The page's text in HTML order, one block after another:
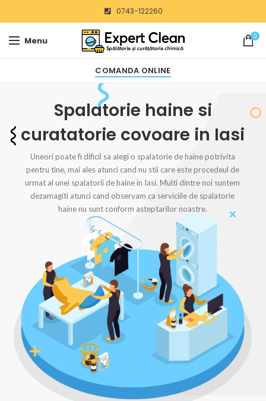
0743-122260
Menu 0
COMANDA ONLINE
Spalatorie haine si
curatatorie covoare in Iasi
Uneori poate fi dificil sa alegi o spalatorie de haine potrivita
pentru tine, mai ales atunci cand nu stii care este procedeul de
urmat al unei spalatorii de haine in Iasi. Multi dintre noi suntem
dezamagiti atunci cand observam ca serviciile de spalatorie
haine nu sunt conform asteptarilor noastre.